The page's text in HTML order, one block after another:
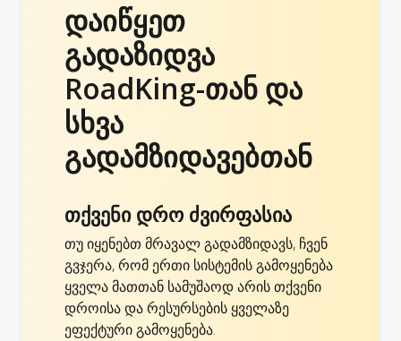
დაიწყეთ
გადაზიდვა
RoadKing-თან და
სხვა
გადამზიდავებთან
თქვენი დრო ძვირფასია
თუ იყენებთ მრავალ გადამზიდავს, ჩვენ
გვჯერა, რომ ერთი სისტემის გამოყენება
ყველა მათთან სამუშაოდ არის თქვენი
დროისა და რესურსების ყველაზე
ეფექტური გამოყენება.